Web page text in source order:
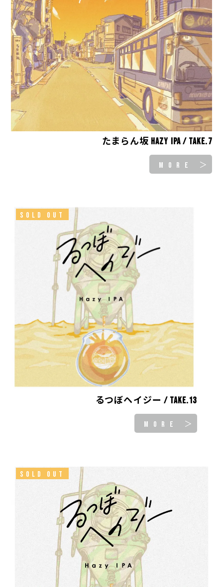
たまらん坂 Hazy IPA / take.7
MORE ＞
SOLD OUT
るつぼヘイジー / take.13
MORE ＞
SOLD OUT